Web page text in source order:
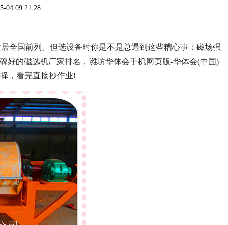
04 09:21:28
全国前列。但选设备时你是不是总遇到这些糟心事：磁场强
好的磁选机厂家排名，潍坊华体会手机网页版-华体会(中国)
，看完直接抄作业!